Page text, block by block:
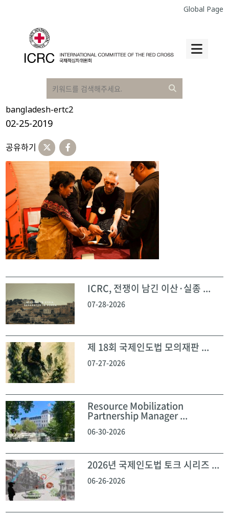
Global Page
bangladesh-ertc2
02-25-2019
공유하기
ICRC, 전쟁이 남긴 이산·실종 ...
07-28-2026
제 18회 국제인도법 모의재판 ...
07-27-2026
Resource Mobilization
Partnership Manager ...
06-30-2026
2026년 국제인도법 토크 시리즈 ...
06-26-2026